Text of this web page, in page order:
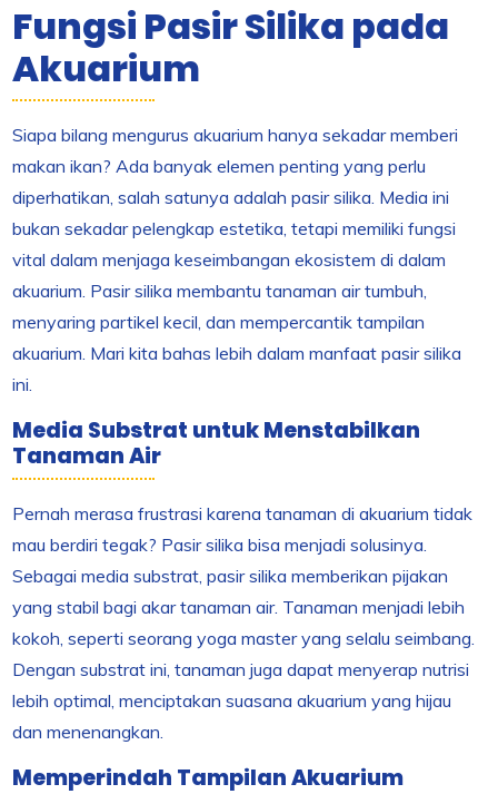
Fungsi Pasir Silika pada
Akuarium
Siapa bilang mengurus akuarium hanya sekadar memberi
makan ikan? Ada banyak elemen penting yang perlu
diperhatikan, salah satunya adalah pasir silika. Media ini
bukan sekadar pelengkap estetika, tetapi memiliki fungsi
vital dalam menjaga keseimbangan ekosistem di dalam
akuarium. Pasir silika membantu tanaman air tumbuh,
menyaring partikel kecil, dan mempercantik tampilan
akuarium. Mari kita bahas lebih dalam manfaat pasir silika
ini.
Media Substrat untuk Menstabilkan
Tanaman Air
Pernah merasa frustrasi karena tanaman di akuarium tidak
mau berdiri tegak? Pasir silika bisa menjadi solusinya.
Sebagai media substrat, pasir silika memberikan pijakan
yang stabil bagi akar tanaman air. Tanaman menjadi lebih
kokoh, seperti seorang yoga master yang selalu seimbang.
Dengan substrat ini, tanaman juga dapat menyerap nutrisi
lebih optimal, menciptakan suasana akuarium yang hijau
dan menenangkan.
Memperindah Tampilan Akuarium